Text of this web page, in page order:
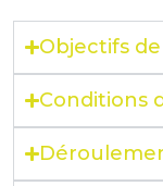
Objectifs
Conditions